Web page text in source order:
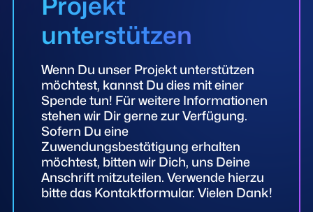
unterstützen
Wenn Du unser Projekt unterstützen
möchtest, kannst Du dies mit einer
Spende tun! Für weitere Informationen
stehen wir Dir gerne zur Verfügung.
Sofern Du eine
Zuwendungsbestätigung erhalten
möchtest, bitten wir Dich, uns Deine
Anschrift mitzuteilen. Verwende hierzu
bitte das Kontaktformular. Vielen Dank!